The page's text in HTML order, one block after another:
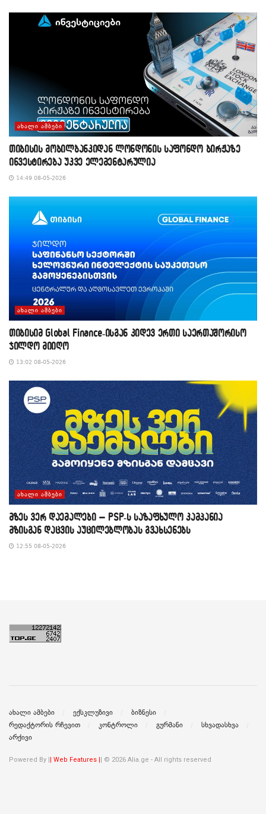
ᲐᲮᲐᲚᲘ ᲐᲛᲑᲔᲑᲘ
თიბისის მობილბანკიდან ლონდონის საფონდო ბირჟაზე
ინვესტირება უკვე ელემენტარულია
14:49 08-05-2026
ᲐᲮᲐᲚᲘ ᲐᲛᲑᲔᲑᲘ
თიბისიმ Global Finance-ისგან კიდევ ერთი საერთაშორისო
ჯილდო მიიღო
13:02 08-05-2026
ᲐᲮᲐᲚᲘ ᲐᲛᲑᲔᲑᲘ
მზეს ვერ დაემალები – PSP-ს საზაფხულო კამპანია
მზისგან დაცვის აუცილებლობას გვახსენებს
12:55 08-05-2026
ახალი ამბები ექსკლუზივი
ბიზნესი
რედაქტორის რჩევით
კონტროლი გურმანი
სხვადასხვა
არქივი
Powered By | | Web Features | | © 2026 Alia.ge - All rights reserved